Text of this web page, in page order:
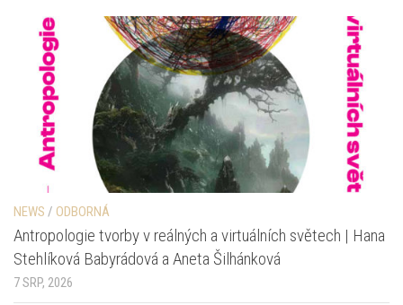
NEWS / ODBORNÁ
Antropologie tvorby v reálných a virtuálních světech | Hana
Stehlíková Babyrádová a Aneta Šilhánková
7 SRP, 2026